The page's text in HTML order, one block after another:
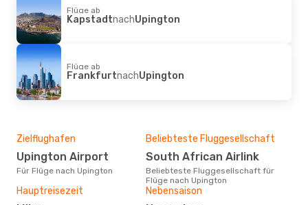
Flüge ab
KapstadtnachUpington
Flüge ab
FrankfurtnachUpington
Zielflughafen
Upington Airport
Für Flüge nach Upington
Beliebteste Fluggesellschaft
South African Airlink
Beliebteste Fluggesellschaft für
Flüge nach Upington
Hauptreisezeit Nebensaison